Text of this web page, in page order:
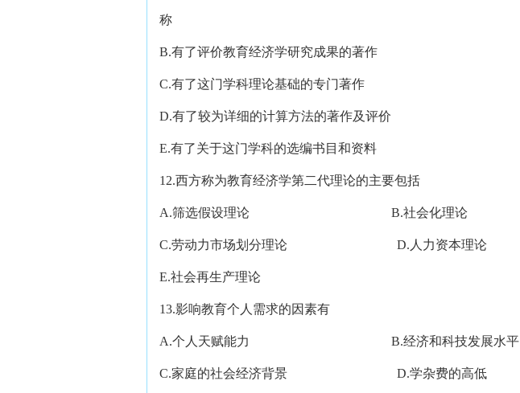
称
B.有了评价教育经济学研究成果的著作
C.有了这门学科理论基础的专门著作
D.有了较为详细的计算方法的著作及评价
E.有了关于这门学科的选编书目和资料
12.西方称为教育经济学第二代理论的主要包括
A.筛选假设理论 B.社会化理论
C.劳动力市场划分理论 D.人力资本理论
E.社会再生产理论
13.影响教育个人需求的因素有
A.个人天赋能力 B.经济和科技发展水平
C.家庭的社会经济背景 D.学杂费的高低